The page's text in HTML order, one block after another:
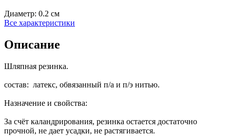
Диаметр: 0.2 см
Все характеристики
Описание
Шляпная резинка.
состав: латекс, обвязанный п/а и п/э нитью.
Назначение и свойства:
За счёт каландрирования, резинка остается достаточно
прочной, не дает усадки, не растягивается.